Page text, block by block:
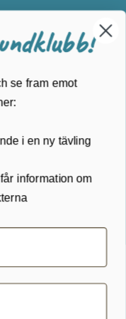
se fram emot
i en ny tävling
information om